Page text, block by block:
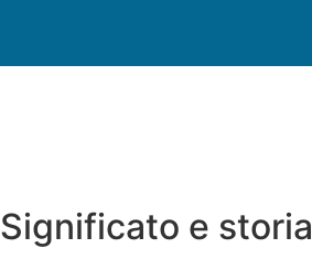
Significato e storia